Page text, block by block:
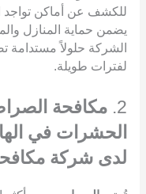
للكشف عن أماكن تواجد
يضمن حماية المنازل
الشركة حلولاً مستدامة
لفترات طويلة.
2. مكافحة
الحشرات في
لدى شركة